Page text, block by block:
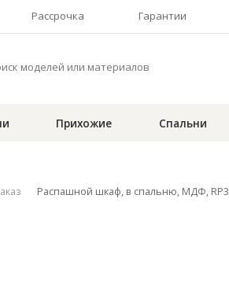
Рассрочка Гарантии
Прихожие Спальни
Распашной шкаф, в спальню, МДФ,